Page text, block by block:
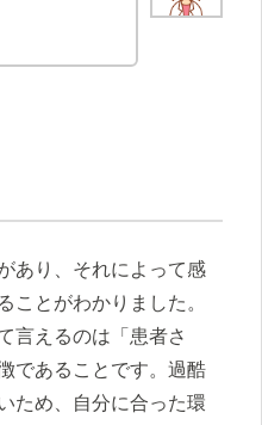
あり、それによって感
ことがわかりました。
言えるのは「患者さ
であることです。過酷
ため、自分に合った環